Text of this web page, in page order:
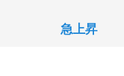
急上昇